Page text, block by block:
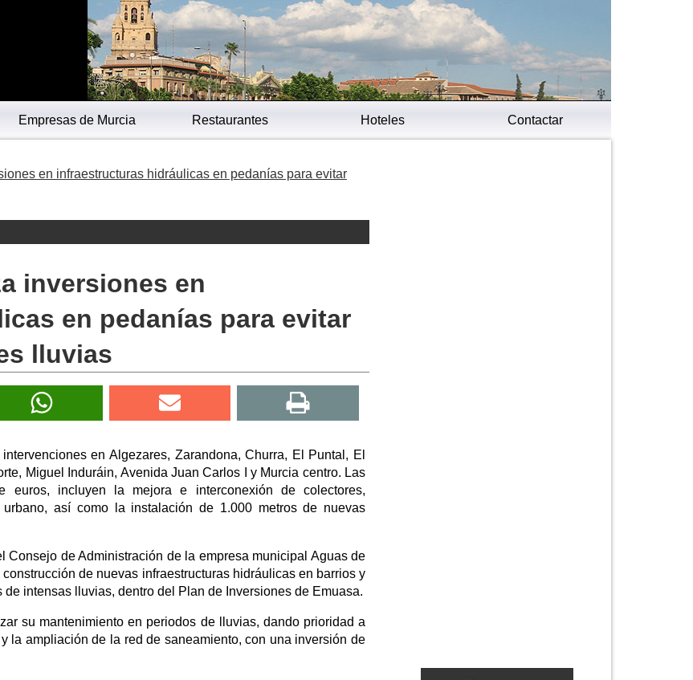
Empresas de Murcia Restaurantes Hoteles Contactar
en infraestructuras hidráulicas en pedanías para evitar
inversiones en
en pedanías para evitar
lluvias
en Algezares, Zarandona, Churra, El Puntal, El
Miguel Induráin, Avenida Juan Carlos I y Murcia centro. Las
incluyen la mejora e interconexión de colectores,
así como la instalación de 1.000 metros de nuevas
de Administración de la empresa municipal Aguas de
de nuevas infraestructuras hidráulicas en barrios y
intensas lluvias, dentro del Plan de Inversiones de Emuasa.
su mantenimiento en periodos de lluvias, dando prioridad a
la ampliación de la red de saneamiento, con una inversión de